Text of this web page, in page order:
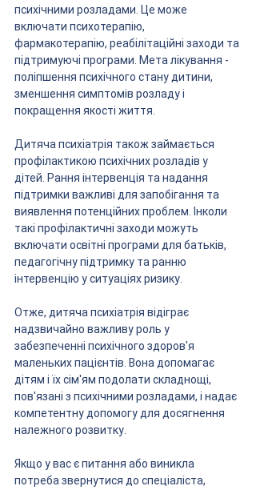
психічними розладами. Це може
включати психотерапію,
фармакотерапію, реабілітаційні заходи та
підтримуючі програми. Мета лікування -
поліпшення психічного стану дитини,
зменшення симптомів розладу і
покращення якості життя.
Дитяча психіатрія також займається
профілактикою психічних розладів у
дітей. Рання інтервенція та надання
підтримки важливі для запобігання та
виявлення потенційних проблем. Інколи
такі профілактичні заходи можуть
включати освітні програми для батьків,
педагогічну підтримку та ранню
інтервенцію у ситуаціях ризику.
Отже, дитяча психіатрія відіграє
надзвичайно важливу роль у
забезпеченні психічного здоров'я
маленьких пацієнтів. Вона допомагає
дітям і їх сім'ям подолати складнощі,
пов'язані з психічними розладами, і надає
компетентну допомогу для досягнення
належного розвитку.
Якщо у вас є питання або виникла
потреба звернутися до спеціаліста,